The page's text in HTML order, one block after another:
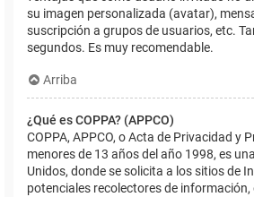
su imagen personalizada (avatar),
suscripción a grupos de usuarios, etc.
segundos. Es muy recomendable.
Arriba
¿Qué es COPPA? (APPCO)
COPPA, APPCO, o Acta de Privacidad y
menores de 13 años del año 1998, es
Unidos, donde se solicita a los sitios de
potenciales recolectores de información,